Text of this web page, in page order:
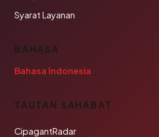
Syarat Layanan
BAHASA
Bahasa Indonesia
TAUTAN SAHABAT
CipagantRadar